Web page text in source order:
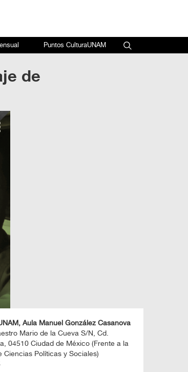
Puntos CulturaUNAM
de
Aula Manuel González Casanova
Mario de la Cueva S/N, Cd.
04510 Ciudad de México (Frente a la
Ciencias Políticas y Sociales)